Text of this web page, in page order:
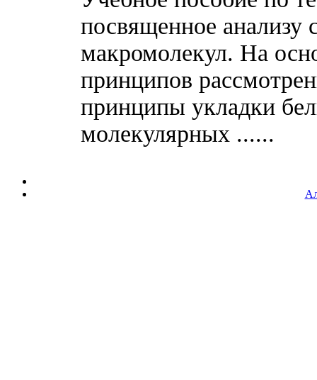
посвященное анализу
макромолекул. На
принципов
принципы укладки
молекулярных ......